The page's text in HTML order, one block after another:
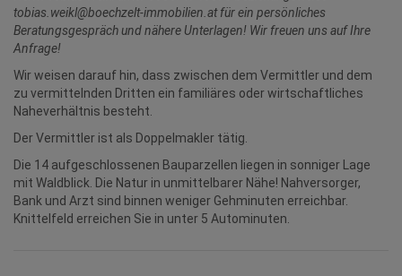
tobias.weikl@boechzelt-immobilien.at für ein persönliches
Beratungsgespräch und nähere Unterlagen! Wir freuen uns auf Ihre
Anfrage!
Wir weisen darauf hin, dass zwischen dem Vermittler und dem
zu vermittelnden Dritten ein familiäres oder wirtschaftliches
Naheverhältnis besteht.
Der Vermittler ist als Doppelmakler tätig.
Die 14 aufgeschlossenen Bauparzellen liegen in sonniger Lage
mit Waldblick. Die Natur in unmittelbarer Nähe! Nahversorger,
Bank und Arzt sind binnen weniger Gehminuten erreichbar.
Knittelfeld erreichen Sie in unter 5 Autominuten.